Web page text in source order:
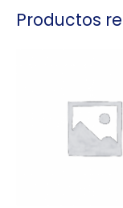
Productos